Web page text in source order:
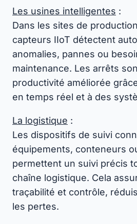
Les usines intelligentes :
Dans les sites de
capteurs IIoT détectent
anomalies, pannes ou
maintenance. Les arrêts
productivité améliorée
en temps réel et à des
La logistique :
Les dispositifs de suivi
équipements, conteneurs
permettent un suivi précis
chaîne logistique. Cela
traçabilité et contrôle,
les pertes.